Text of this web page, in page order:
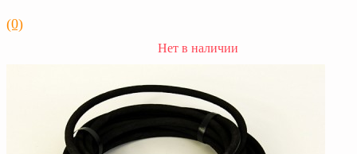
(0)
Нет в наличии